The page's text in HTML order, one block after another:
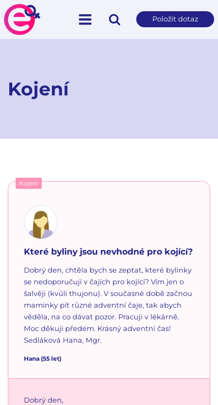
Položit dotaz
Kojení
Kojení
Které byliny jsou nevhodné pro kojící?
Dobrý den, chtěla bych se zeptat, které bylinky
se nedoporučují v čajích pro kojící? Vím jen o
šalvěji (kvůli thujonu). V současné době začnou
maminky pít různé adventní čaje, tak abych
věděla, na co dávat pozor. Pracuji v lékárně.
Moc děkuji předem. Krásný adventní čas!
Sedláková Hana, Mgr.
Hana (55 let)
Dobrý den,